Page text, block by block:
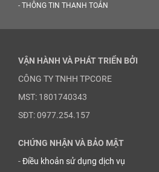
- THÔNG TIN THANH TOÁN
VẬN HÀNH VÀ PHÁT TRIỂN BỞI
CÔNG TY TNHH TPCORE
MST: 1801740343
SĐT: 0977.254.157
CHỨNG NHẬN VÀ BẢO MẬT
-Điều khoản sử dụng dịch vụ